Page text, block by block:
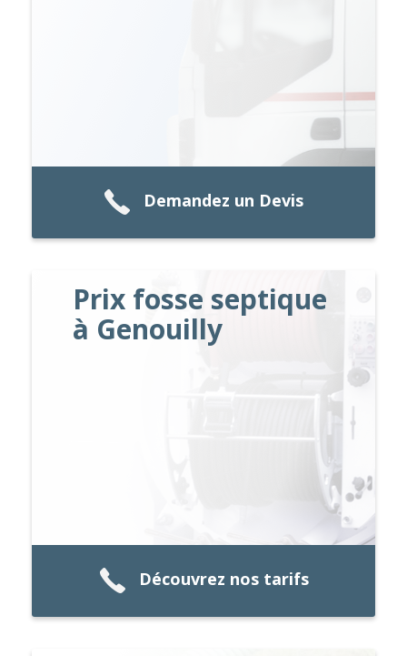
Demandez un Devis
Prix fosse septique
à Genouilly
Découvrez nos tarifs